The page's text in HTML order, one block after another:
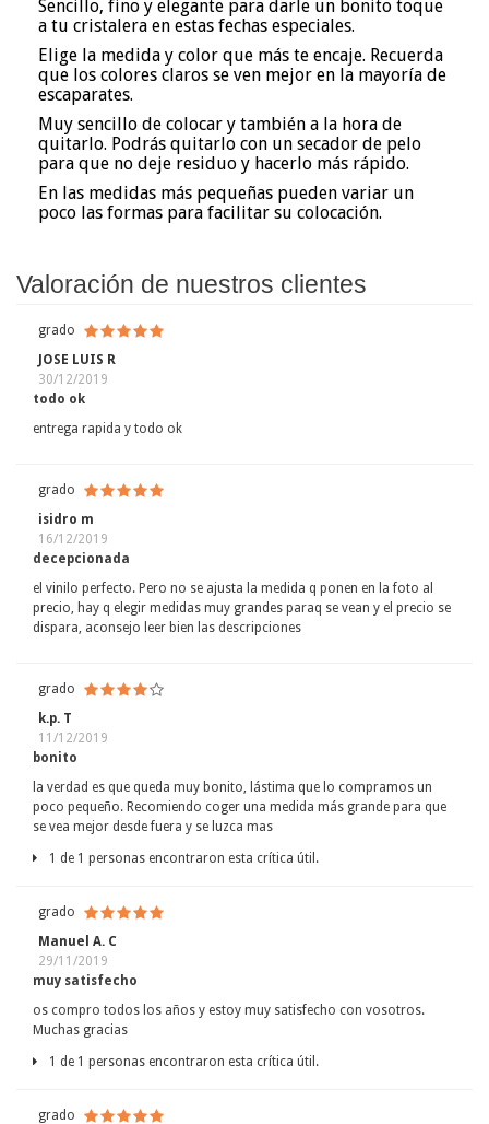
Sencillo, fino y elegante para darle un bonito toque
a tu cristalera en estas fechas especiales.
Elige la medida y color que más te encaje. Recuerda
que los colores claros se ven mejor en la mayoría de
escaparates.
Muy sencillo de colocar y también a la hora de
quitarlo. Podrás quitarlo con un secador de pelo
para que no deje residuo y hacerlo más rápido.
En las medidas más pequeñas pueden variar un
poco las formas para facilitar su colocación.
Valoración de nuestros clientes
grado
JOSE LUIS R
30/12/2019
todo ok
entrega rapida y todo ok
grado
isidro m
16/12/2019
decepcionada
el vinilo perfecto. Pero no se ajusta la medida q ponen en la foto al
precio, hay q elegir medidas muy grandes paraq se vean y el precio se
dispara, aconsejo leer bien las descripciones
grado
k.p. T
11/12/2019
bonito
la verdad es que queda muy bonito, lástima que lo compramos un
poco pequeño. Recomiendo coger una medida más grande para que
se vea mejor desde fuera y se luzca mas
1 de 1 personas encontraron esta crítica útil.
grado
Manuel A. C
29/11/2019
muy satisfecho
os compro todos los años y estoy muy satisfecho con vosotros.
Muchas gracias
1 de 1 personas encontraron esta crítica útil.
grado